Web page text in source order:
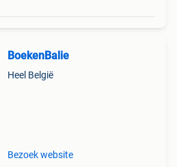
BoekenBalie
Heel België
Bezoek website